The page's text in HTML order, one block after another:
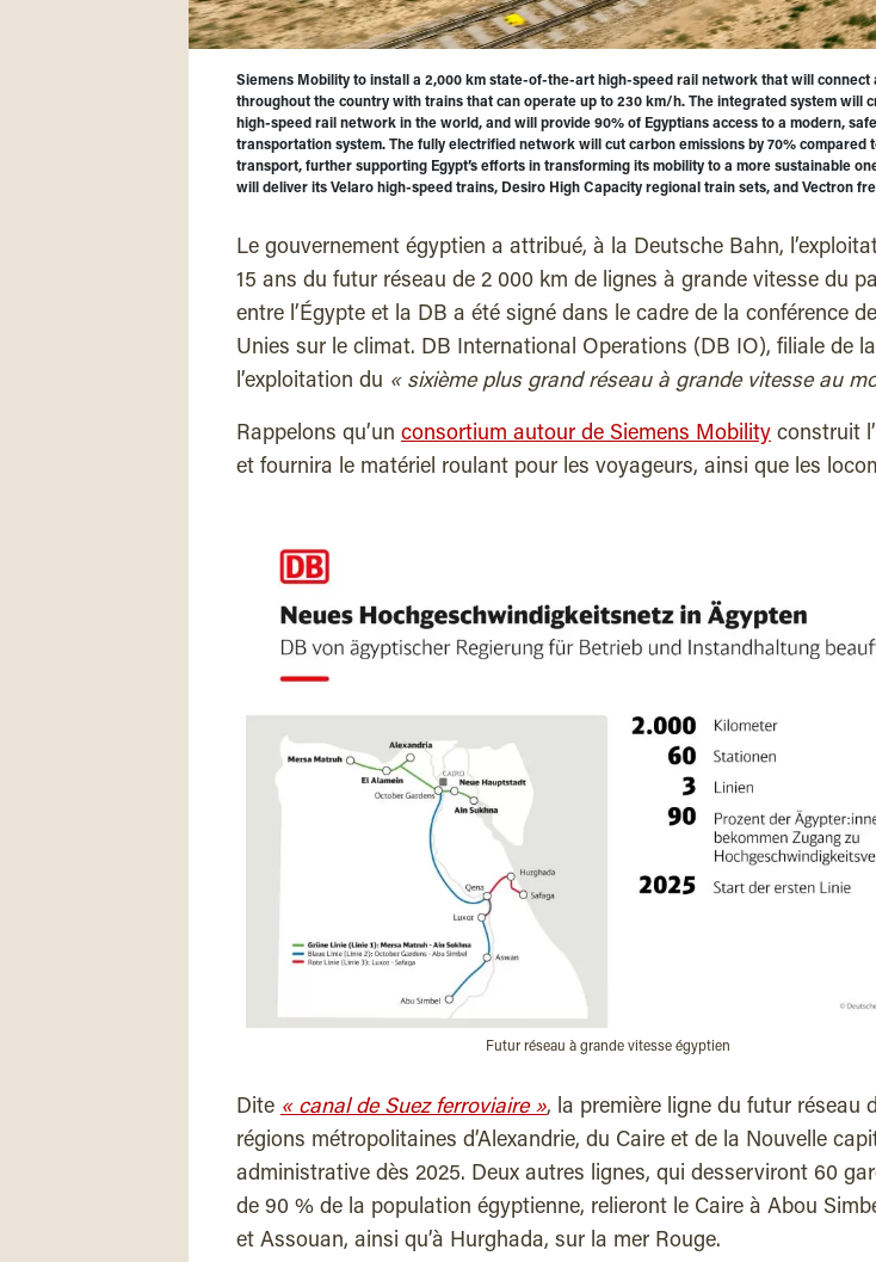
Siemens Mobility to install a 2,000 km state-of-the-art high-speed rail network that will connect
throughout the country with trains that can operate up to 230 km/h. The integrated system will
high-speed rail network in the world, and will provide 90% of Egyptians access to a modern,
transportation system. The fully electrified network will cut carbon emissions by 70% compared
transport, further supporting Egypt’s efforts in transforming its mobility to a more sustainable
will deliver its Velaro high-speed trains, Desiro High Capacity regional train sets, and Vectron
Le gouvernement égyptien a attribué, à la Deutsche Bahn,
15 ans du futur réseau de 2 000 km de lignes à grande vitesse du
entre l’Égypte et la DB a été signé dans le cadre de la conférence
Unies sur le climat. DB International Operations (DB IO), filiale de
l’exploitation du « sixième plus grand réseau à grande vitesse au
Rappelons qu’un consortium autour de Siemens Mobility construit
et fournira le matériel roulant pour les voyageurs, ainsi que les
Futur réseau à grande vitesse égyptien
Dite « canal de Suez ferroviaire », la première ligne du futur réseau
régions métropolitaines d’Alexandrie, du Caire et de la Nouvelle
administrative dès 2025. Deux autres lignes, qui desserviront 60
de 90 % de la population égyptienne, relieront le Caire à Abou
et Assouan, ainsi qu’à Hurghada, sur la mer Rouge.